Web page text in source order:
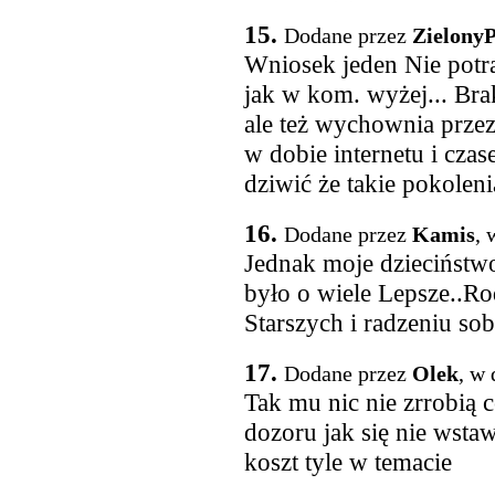
15. Dodane przez
Wniosek jeden Nie
jak w kom. wyżej...
ale też wychownia
w dobie internetu i
dziwić że takie
16. Dodane przez Kamis,
Jednak moje
było o wiele
Starszych i radzeniu
17. Dodane przez Olek, w
Tak mu nic nie zrrobią
dozoru jak się nie
koszt tyle w temacie